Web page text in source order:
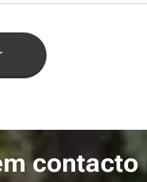
contacto